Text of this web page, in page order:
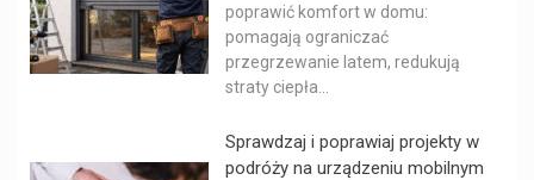
poprawić komfort w domu:
pomagają ograniczać
przegrzewanie latem, redukują
straty ciepła...
Sprawdzaj i poprawiaj projekty w
podróży na urządzeniu mobilnym